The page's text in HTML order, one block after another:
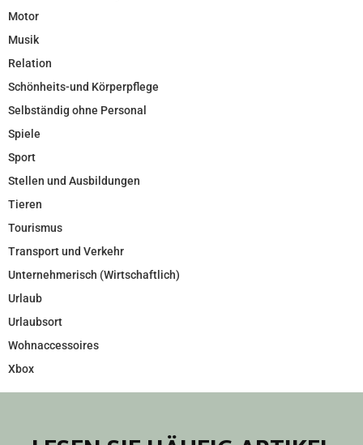
Motor
Musik
Relation
Schönheits-und Körperpflege
Selbständig ohne Personal
Spiele
Sport
Stellen und Ausbildungen
Tieren
Tourismus
Transport und Verkehr
Unternehmerisch (Wirtschaftlich)
Urlaub
Urlaubsort
Wohnaccessoires
Xbox